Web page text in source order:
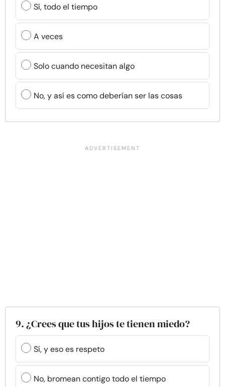
Sí, todo el tiempo
A veces
Solo cuando necesitan algo
No, y así es como deberían ser las cosas
9. ¿Crees que tus hijos te tienen miedo?
Sí, y eso es respeto
No, bromean contigo todo el tiempo